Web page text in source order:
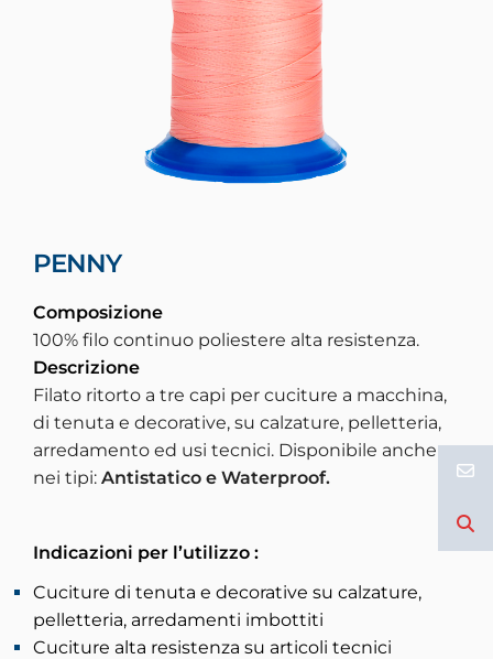
PENNY
Composizione
100% filo continuo poliestere alta resistenza.
Descrizione
Filato ritorto a tre capi per cuciture a macchina,
di tenuta e decorative, su calzature, pelletteria,
arredamento ed usi tecnici. Disponibile anche
nei tipi: Antistatico e Waterproof.
Indicazioni per l’utilizzo :
Cuciture di tenuta e decorative su calzature,
pelletteria, arredamenti imbottiti
Cuciture alta resistenza su articoli tecnici